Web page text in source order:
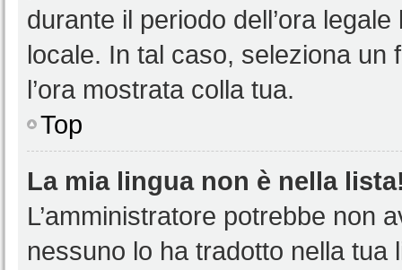
durante il periodo dell’ora
locale. In tal caso, seleziona
l’ora mostrata colla tua.
Top
La mia lingua non è nella
L’amministratore potrebbe non
nessuno lo ha tradotto nella tua